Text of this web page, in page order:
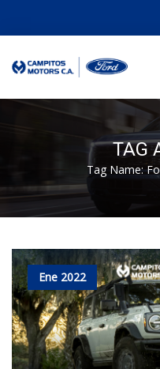
TAG
Tag Name:
Ene 2022